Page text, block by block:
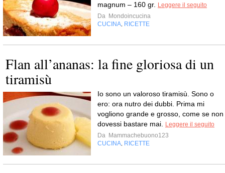
magnum – 160 gr.
Leggere il seguito
Da Mondoincucina
CUCINA RICETTE
Flan all’ananas: la fine gloriosa di un
tiramisù
Io sono un valoroso tiramisù. Sono o
ero: ora nutro dei dubbi. Prima mi
vogliono grande e grosso, come se non
dovessi bastare mai.
Leggere il seguito
Da Mammachebuono123
CUCINA RICETTE